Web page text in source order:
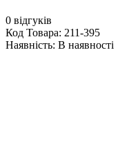
0 відгуків
Код Товара: 211-395
Наявність: В наявності